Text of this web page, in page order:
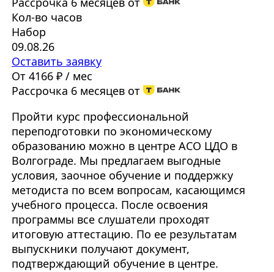
Кол-во часов
Набор
09.08.26
Оставить заявку
От 4166 ₽ / мес
Рассрочка 6 месяцев от
Пройти курс профессиональной
переподготовки по экономическому
образованию можно в центре АСО ЦДО в
Волгограде. Мы предлагаем выгодные
условия, заочное обучение и поддержку
методиста по всем вопросам, касающимся
учебного процесса. После освоения
программы все слушатели проходят
итоговую аттестацию. По ее результатам
выпускники получают документ,
подтверждающий обучение в центре.